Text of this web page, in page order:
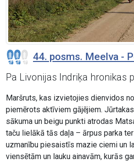
44. posms. Meelva -
Pa Livonijas Indriķa hronikas
Maršruts, kas izvietojies dienvidos
piemērots aktīviem gājējiem.
sākuma un beigu punkti atrodas
taču lielākā tās daļa – ārpus parka
uzmanību piesaistīs mazie ciemi un
viensētām un lauku ainavām, kurās